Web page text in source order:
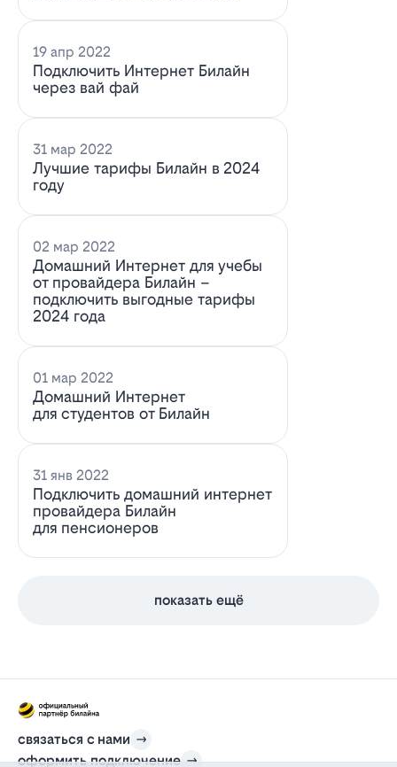
19 апр 2022
Подключить Интернет Билайн
через вай фай
31 мар 2022
Лучшие тарифы Билайн в 2024
году
02 мар 2022
Домашний Интернет для учебы
от провайдера Билайн –
подключить выгодные тарифы
2024 года
01 мар 2022
Домашний Интернет
для студентов от Билайн
31 янв 2022
Подключить домашний интернет
провайдера Билайн
для пенсионеров
показать ещё
связаться с нами
оформить подключение